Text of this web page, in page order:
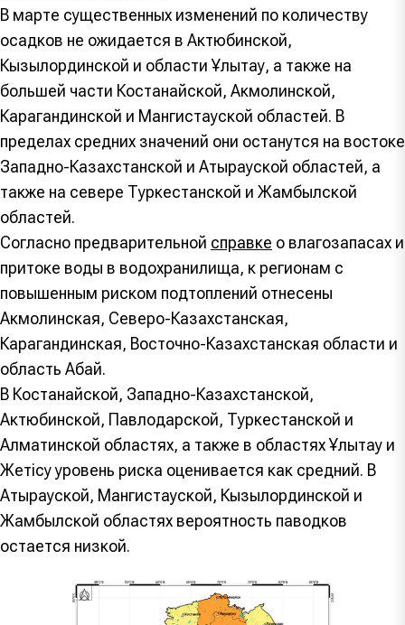
В марте существенных изменений по количеству
осадков не ожидается в Актюбинской,
Кызылординской и области Ұлытау, а также на
большей части Костанайской, Акмолинской,
Карагандинской и Мангистауской областей. В
пределах средних значений они останутся на востоке
Западно-Казахстанской и Атырауской областей, а
также на севере Туркестанской и Жамбылской
областей.
Согласно предварительной справке о влагозапасах и
притоке воды в водохранилища, к регионам с
повышенным риском подтоплений отнесены
Акмолинская, Северо-Казахстанская,
Карагандинская, Восточно-Казахстанская области и
область Абай.
В Костанайской, Западно-Казахстанской,
Актюбинской, Павлодарской, Туркестанской и
Алматинской областях, а также в областях Ұлытау и
Жетісу уровень риска оценивается как средний. В
Атырауской, Мангистауской, Кызылординской и
Жамбылской областях вероятность паводков
остается низкой.